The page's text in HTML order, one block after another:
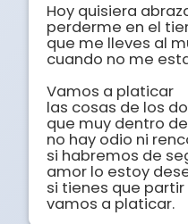
Hoy quisiera
perderme en el
que me lleves al
cuando no me
Vamos a platicar
las cosas de los
que muy dentro
no hay odio ni
si habremos de
amor lo estoy
si tienes que partir
vamos a platicar.